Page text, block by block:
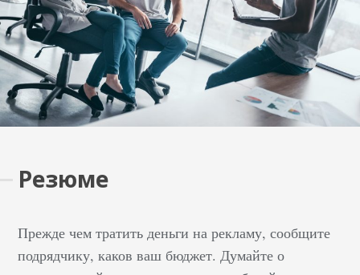
Резюме
Прежде чем тратить деньги на рекламу, сообщите
подрядчику, каков ваш бюджет. Думайте о